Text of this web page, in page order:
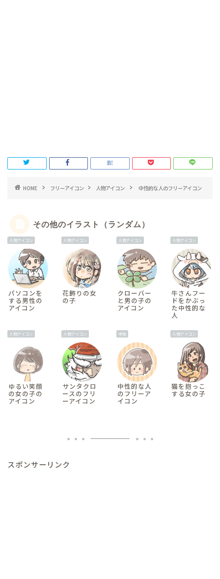
HOME フリーアイコン 人物アイコン 中性的な人のフリーアイコン
その他のイラスト（ランダム）
人物アイコン
パソコンを
する男性の
アイコン
人物アイコン
花飾りの女
の子
人物アイコン
クローバー
と男の子の
アイコン
人物アイコン
牛さんフー
ドをかぶっ
た中性的な
人
人物アイコン
ゆるい笑顔
の女の子の
アイコン
人物アイコン
サンタクロ
ースのフリ
ーアイコン
中性
中性的な人
のフリーア
イコン
人物アイコン
猫を抱っこ
する女の子
スポンサーリンク